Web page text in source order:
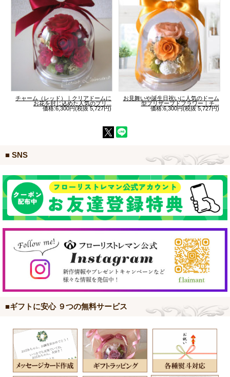
チャーム（レッド）｜クリアドームに
お花を封じ込めた人気のプリ...
価格:6,300円(税抜 5,727円)
お見舞いや誕生日祝いに人気のドーム
型プリザーブドフラワー｜チ...
価格:6,300円(税抜 5,727円)
■ SNS
■ギフトに安心 ９つの無料サービス